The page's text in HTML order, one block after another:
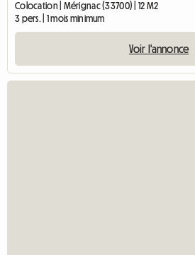
Colocation | Mérignac (33700) | 12 M2
3 pers. | 1 mois minimum
Voir l'annonce